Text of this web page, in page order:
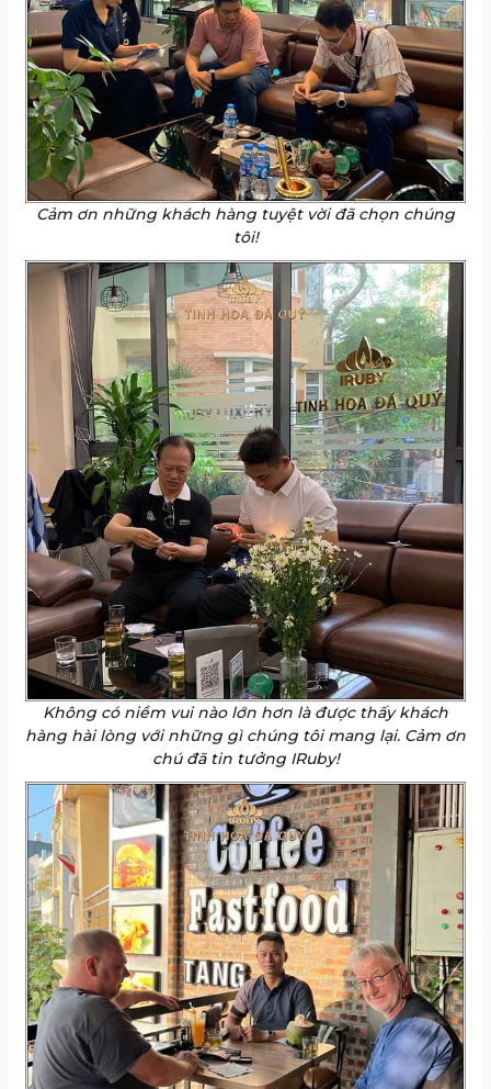
Cảm ơn những khách hàng tuyệt vời đã chọn chúng
tôi!
Không có niềm vui nào lớn hơn là được thấy khách
hàng hài lòng với những gì chúng tôi mang lại. Cảm ơn
chú đã tin tưởng IRuby!